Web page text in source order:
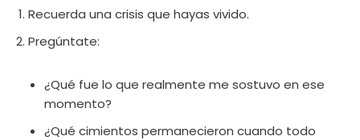
Recuerda una crisis que hayas vivido.
Pregúntate:
¿Qué fue lo que realmente me sostuvo en ese
momento?
¿Qué cimientos permanecieron cuando todo